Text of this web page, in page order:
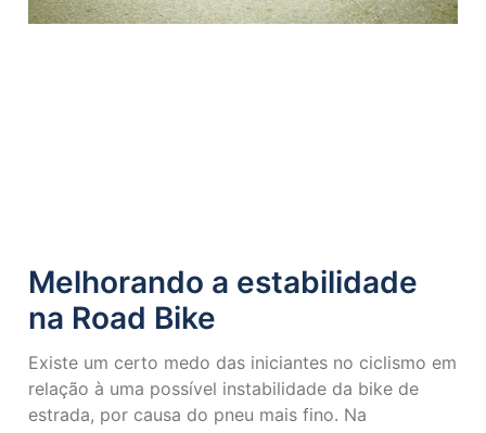
Melhorando a estabilidade
na Road Bike
Existe um certo medo das iniciantes no ciclismo em
relação à uma possível instabilidade da bike de
estrada, por causa do pneu mais fino. Na